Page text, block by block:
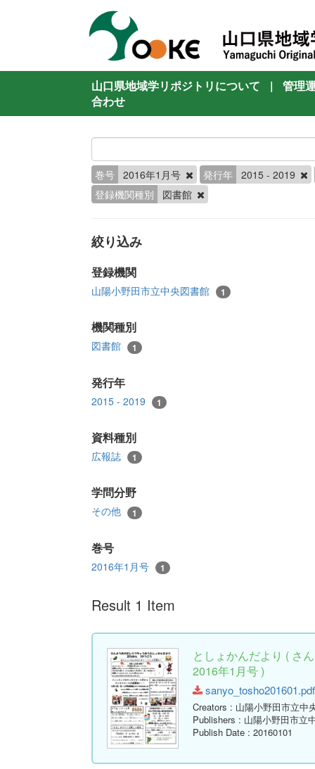
山口県地域学リポジトリについて |
管理
合わせ
巻号 2016年1月号 発行年 2015 - 2019
登録機関種別
図書館
絞り込み
登録機関
山陽小野田市立中央図書館 1
機関種別
図書館 1
発行年
2015 - 2019 1
資料種別
広報誌 1
学問分野
その他 1
巻号
2016年1月号 1
Result 1 Item
としょかんだより ( さ
2016年1月号 )
Creators : 山陽小野田市立中
Publishers : 山陽小野田市立
Publish Date : 20160101